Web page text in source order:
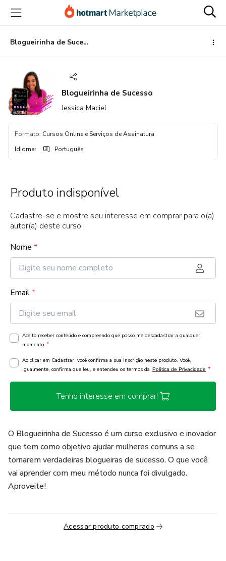
para
conteúdo
principal
para
pagamento
para
rodapé
Blogueirinha de Sucesso
Blogueirinha de Sucesso
Jessica Maciel
Formato: Cursos Online e Serviços de Assinatura
Idioma: Português
Produto indisponível
Cadastre-se e mostre seu interesse em comprar para o(a)
autor(a) deste curso!
Nome *
Email*
Aceito receber conteúdo e compreendo que posso me descadastrar a qualquer
momento. *
Ao clicar em Cadastrar, você confirma a sua inscrição neste produto. Você,
igualmente, confirma que leu, e entendeu os termos da Política de Privacidade *
Tenho interesse em comprar!
O Blogueirinha de Sucesso é um curso exclusivo e inovador
que tem como objetivo ajudar mulheres comuns a se
tornarem verdadeiras blogueiras de sucesso. O que você
vai aprender com meu método nunca foi divulgado.
Aproveite!
Acessar produto comprado